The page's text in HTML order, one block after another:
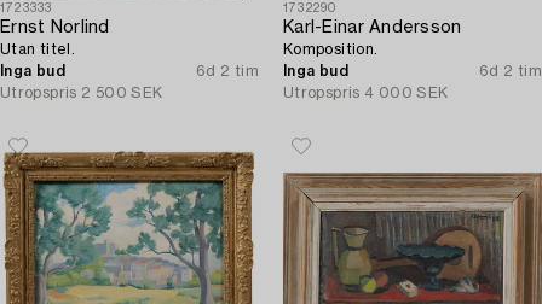
1723333
Ernst Norlind
Utan titel.
Inga bud
6d 2 tim
Utropspris 2 500 SEK
1732290
Karl-Einar Andersson
Komposition.
Inga bud
6d 2 tim
Utropspris 4 000 SEK